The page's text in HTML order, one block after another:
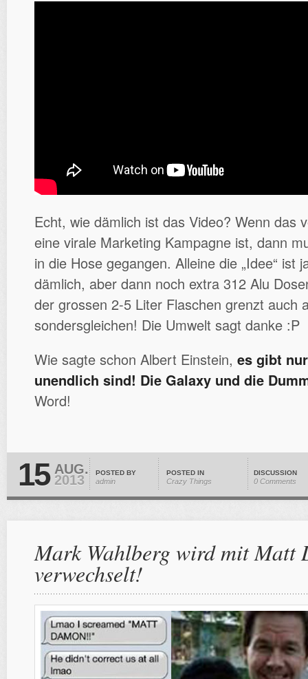
Echt, wie dämlich ist das Video? Wenn das
eine virale Marketing Kampagne ist, dann
in die Hose gegangen. Alleine die „Idee“ ist
dämlich, aber dann noch extra 312 Alu
der grossen 2-5 Liter Flaschen grenzt auch
sondersgleichen! Die Umwelt sagt danke :P
Wie sagte schon Albert Einstein, es gibt
unendlich sind! Die Galaxy und die
Word!
15 AUG.
2013 POSTED BY
admin
POSTED IN
Crazy Things
DISCUSSION
0 Comments
Mark Wahlberg wird mit Matt
verwechselt!